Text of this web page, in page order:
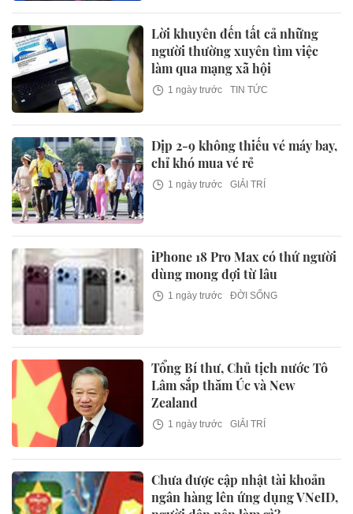
Lời khuyên đến tất cả những
người thường xuyên tìm việc
làm qua mạng xã hội
1 ngày trước TIN TỨC
Dịp 2-9 không thiếu vé máy bay,
chỉ khó mua vé rẻ
1 ngày trước GIẢI TRÍ
iPhone 18 Pro Max có thứ người
dùng mong đợi từ lâu
1 ngày trước ĐỜI SỐNG
Tổng Bí thư, Chủ tịch nước Tô
Lâm sắp thăm Úc và New
Zealand
1 ngày trước GIẢI TRÍ
Chưa được cập nhật tài khoản
ngân hàng lên ứng dụng VNeID,